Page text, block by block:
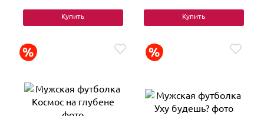
Купить Купить